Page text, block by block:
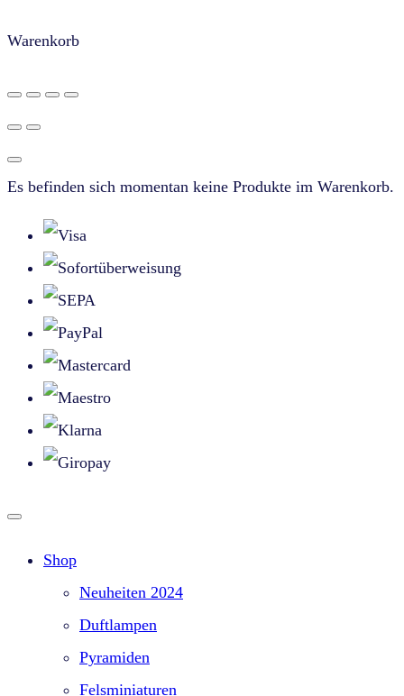
Warenkorb
Es befinden sich momentan keine Produkte im Warenkorb.
Shop
Neuheiten 2024
Duftlampen
Pyramiden
Felsminiaturen